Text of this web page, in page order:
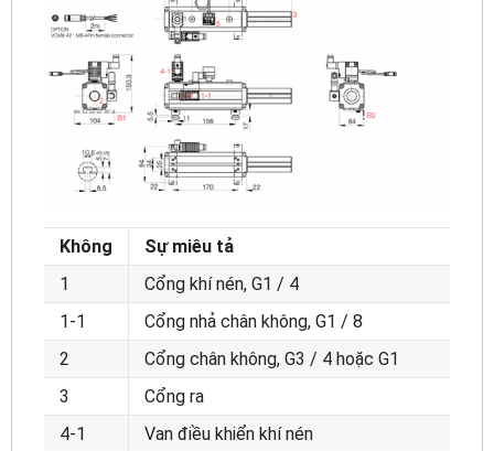
Không
Sự miêu tả
1
Cổng khí nén, G1 / 4
1-1
Cổng nhả chân không, G1 / 8
2
Cổng chân không, G3 / 4 hoặc G1
3
Cổng ra
4-1
Van điều khiển khí nén